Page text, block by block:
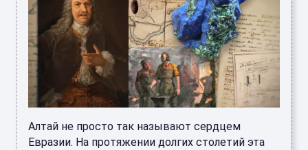
Алтай не просто так называют сердцем
Евразии. На протяжении долгих столетий эта